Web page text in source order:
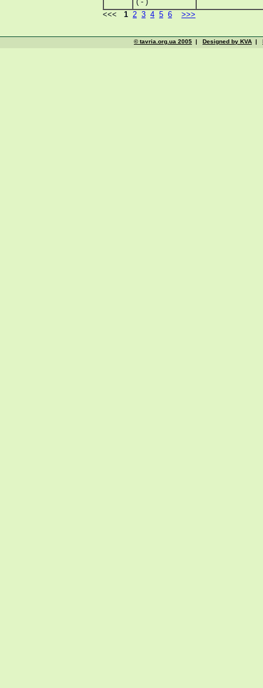
<<< 1 2 3 4 5 6 >>>
© tavria.org.ua 2005 | Designed by KVA |